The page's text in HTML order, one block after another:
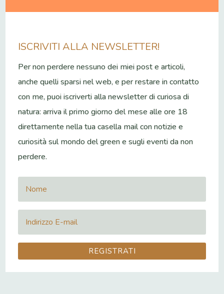
ISCRIVITI ALLA NEWSLETTER!
Per non perdere nessuno dei miei post e articoli,
anche quelli sparsi nel web, e per restare in contatto
con me, puoi iscriverti alla newsletter di curiosa di
natura: arriva il primo giorno del mese alle ore 18
direttamente nella tua casella mail con notizie e
curiosità sul mondo del green e sugli eventi da non
perdere.
REGISTRATI